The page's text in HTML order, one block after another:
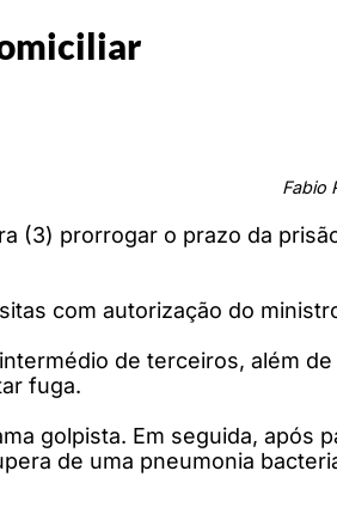
Fabio
(3) prorrogar o prazo da
com autorização do
de terceiros, além
fuga.
golpista. Em seguida, após
de uma pneumonia